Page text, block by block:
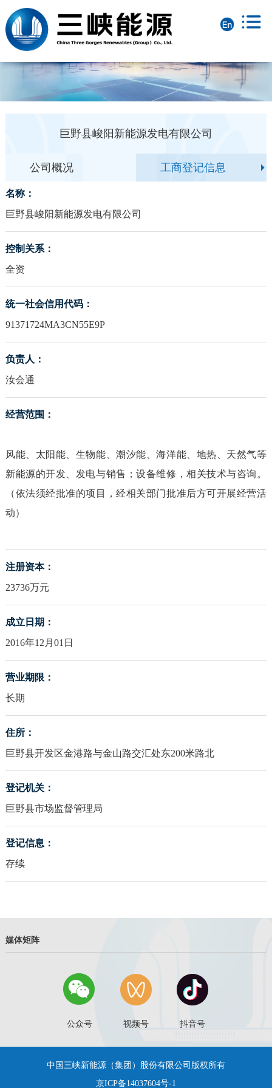
巨野县峻阳新能源发电有限公司
公司概况 工商登记信息
名称：
巨野县峻阳新能源发电有限公司
控制关系：
全资
统一社会信用代码：
91371724MA3CN55E9P
负责人：
汝会通
经营范围：
风能、太阳能、生物能、潮汐能、海洋能、地热、天然气等
新能源的开发、发电与销售；设备维修，相关技术与咨询。
（依法须经批准的项目，经相关部门批准后方可开展经营活
动）
注册资本：
23736万元
成立日期：
2016年12月01日
营业期限：
长期
住所：
巨野县开发区金港路与金山路交汇处东200米路北
登记机关：
巨野县市场监督管理局
登记信息：
存续
媒体矩阵
公众号 视频号 抖音号
中国三峡新能源（集团）股份有限公司版权所有
京ICP备14037604号-1